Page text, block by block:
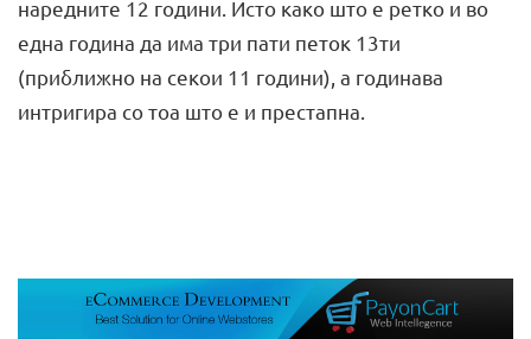
наредните 12 години. Исто како што е ретко и во
една година да има три пати петок 13ти
(приближно на секои 11 години), а годинава
интригира со тоа што е и престапна.